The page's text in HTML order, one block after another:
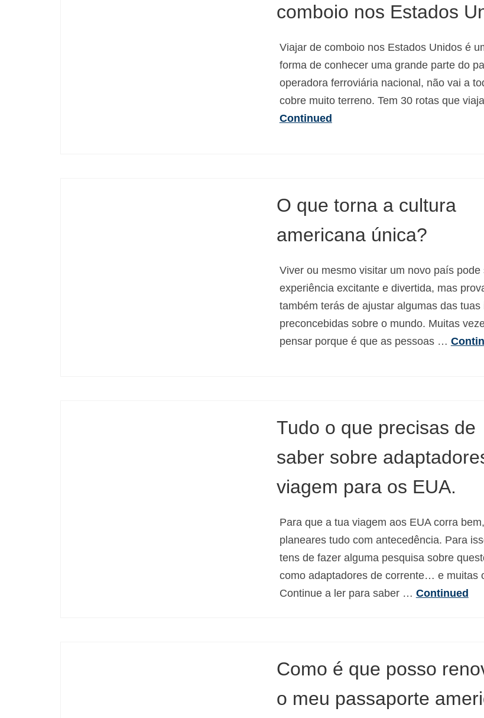
comboio nos Estados
Viajar de comboio nos Estados Unidos é
forma de conhecer uma grande parte do
operadora ferroviária nacional, não vai a
cobre muito terreno. Tem 30 rotas que
Continued
O que torna a cultura
americana única?
Viver ou mesmo visitar um novo país pode
experiência excitante e divertida, mas
também terás de ajustar algumas das tuas
preconcebidas sobre o mundo. Muitas
pensar porque é que as pessoas …
Tudo o que precisas de
saber sobre
viagem para os EUA.
Para que a tua viagem aos EUA corra
planeares tudo com antecedência. Para
tens de fazer alguma pesquisa sobre
como adaptadores de corrente… e muitas
Continue a ler para saber … Continued
Como é que posso
o meu passaporte